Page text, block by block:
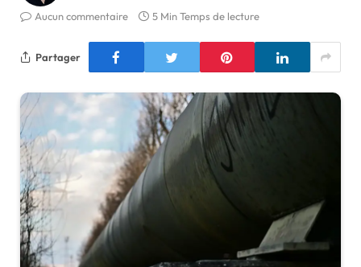
Aucun commentaire 5 Min Temps de lecture
Partager